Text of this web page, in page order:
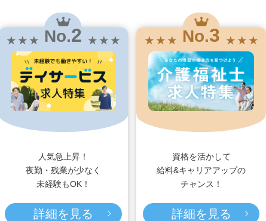
★ ★ ★ No.2 ★ ★ ★
人気急上昇！
夜勤・残業が少なく
未経験もOK！
詳細を見る
★ ★ ★ No.3 ★ ★ ★
資格を活かして
給料&キャリアアップの
チャンス！
詳細を見る